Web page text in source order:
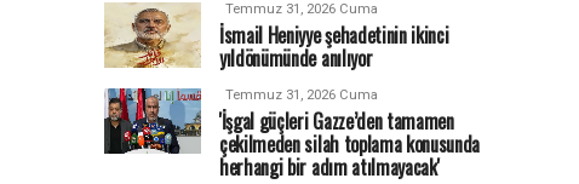
Temmuz 31, 2026 Cuma
İsmail Heniyye şehadetinin ikinci
yıldönümünde anılıyor
Temmuz 31, 2026 Cuma
'İşgal güçleri Gazze’den tamamen
çekilmeden silah toplama konusunda
herhangi bir adım atılmayacak'